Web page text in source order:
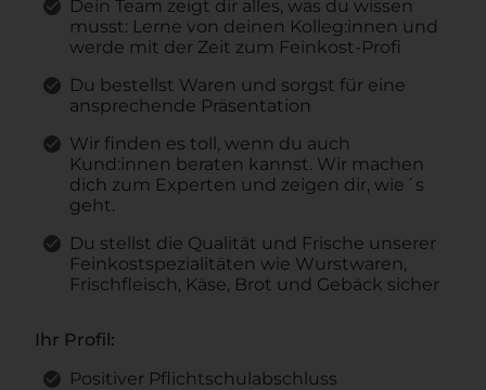
Dein Team zeigt dir alles, was du wissen
musst: Lerne von deinen Kolleg:innen und
werde mit der Zeit zum Feinkost-Profi
Du bestellst Waren und sorgst für eine
ansprechende Präsentation
Wir finden es toll, wenn du auch
Kund:innen beraten kannst. Wir machen
dich zum Experten und zeigen dir, wie´s
geht.
Du stellst die Qualität und Frische unserer
Feinkostspezialitäten wie Wurstwaren,
Frischfleisch, Käse, Brot und Gebäck sicher
Ihr Profil:
Positiver Pflichtschulabschluss